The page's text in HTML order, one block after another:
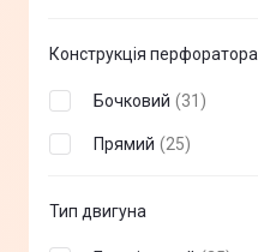
Конструкція перфоратора
Бочковий (31 )
Прямий (25)
Тип двигуна